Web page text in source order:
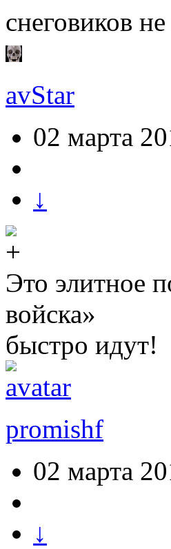
снеговиков
avStar
02 марта
↓
Это элитное
войска»
быстро идут!
promishf
02 марта
↓